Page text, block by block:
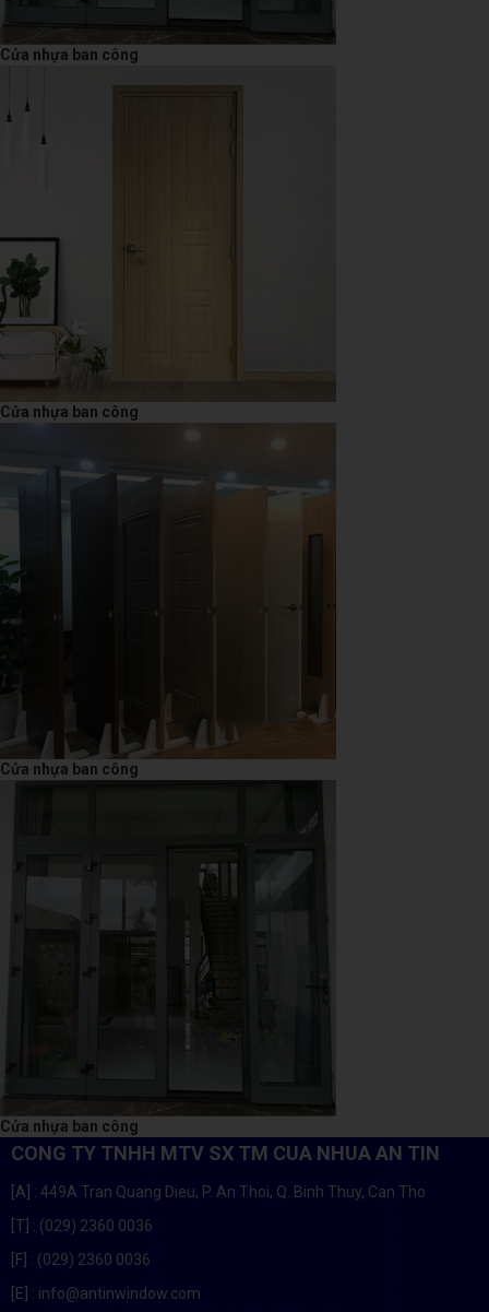
Cửa nhựa ban công
Cửa nhựa ban công
Cửa nhựa ban công
Cửa nhựa ban công
CONG TY TNHH MTV SX TM CUA NHUA AN TIN
[A] : 449A Tran Quang Dieu, P. An Thoi, Q. Binh Thuy, Can Tho
[T] : (029) 2360 0036
[F] : (029) 2360 0036
[E] : info@antinwindow.com